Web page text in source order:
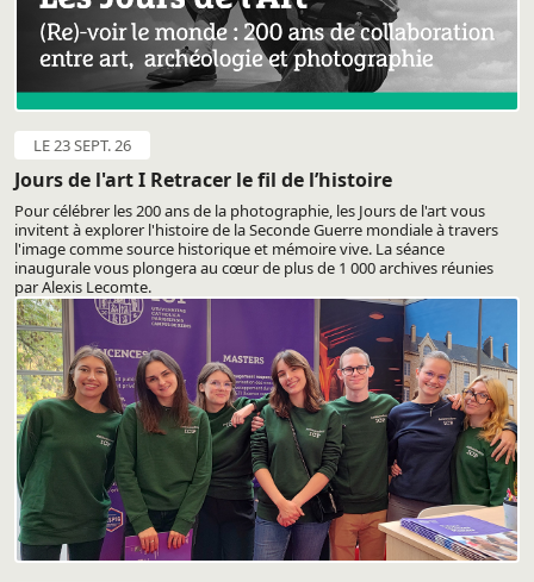
LE 23 SEPT. 26
Jours de l'art I Retracer le fil de l’histoire
Pour célébrer les 200 ans de la photographie, les Jours de l'art vous
invitent à explorer l'histoire de la Seconde Guerre mondiale à travers
l'image comme source historique et mémoire vive. La séance
inaugurale vous plongera au cœur de plus de 1 000 archives réunies
par Alexis Lecomte.